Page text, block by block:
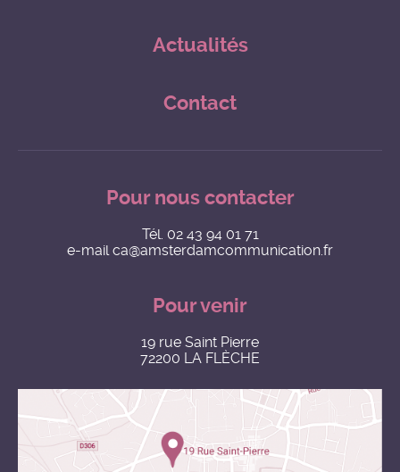
Actualités
Contact
Pour nous contacter
Tél. 02 43 94 01 71
e-mailca@amsterdamcommunication.fr
Pour venir
19 rue Saint Pierre
72200 LA FLÈCHE